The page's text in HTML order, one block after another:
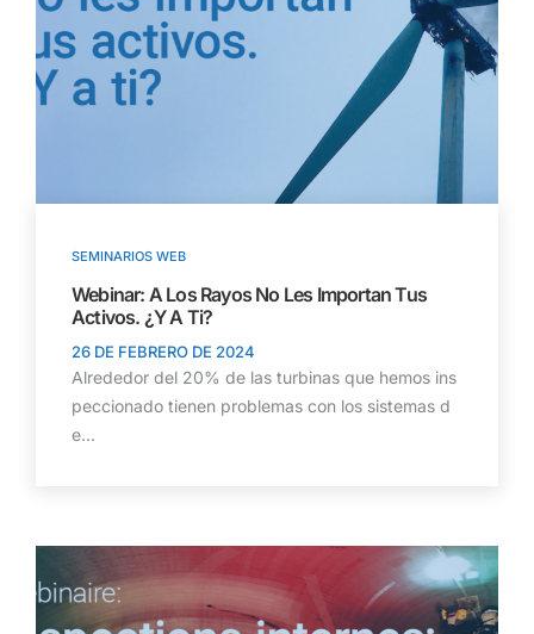
SEMINARIOS WEB
Webinar: A Los Rayos No Les Importan Tus
Activos. ¿Y A Ti?
26 DE FEBRERO DE 2024
Alrededor del 20% de las turbinas que hemos ins
peccionado tienen problemas con los sistemas d
e...